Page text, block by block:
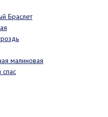
Браслет
малиновая